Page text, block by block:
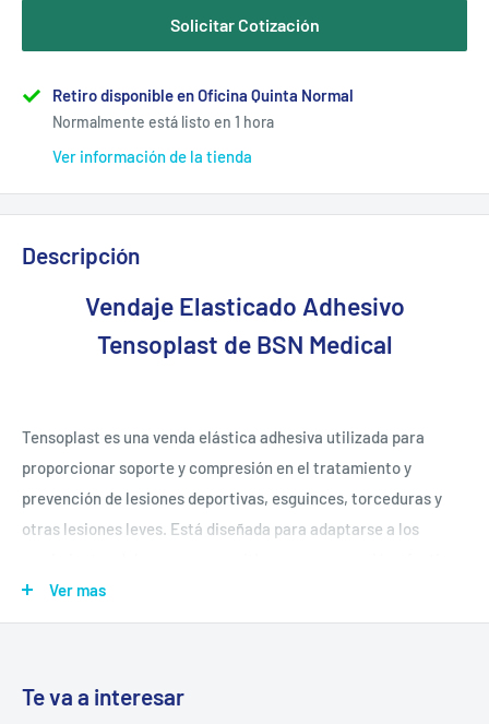
Solicitar Cotización
Retiro disponible en Oficina Quinta Normal
Normalmente está listo en 1 hora
Ver información de la tienda
Descripción
Vendaje Elasticado Adhesivo
Tensoplast de BSN Medical
Tensoplast es una venda elástica adhesiva utilizada para
proporcionar soporte y compresión en el tratamiento y
prevención de lesiones deportivas, esguinces, torceduras y
otras lesiones leves. Está diseñada para adaptarse a los
Ver mas
Te va a interesar